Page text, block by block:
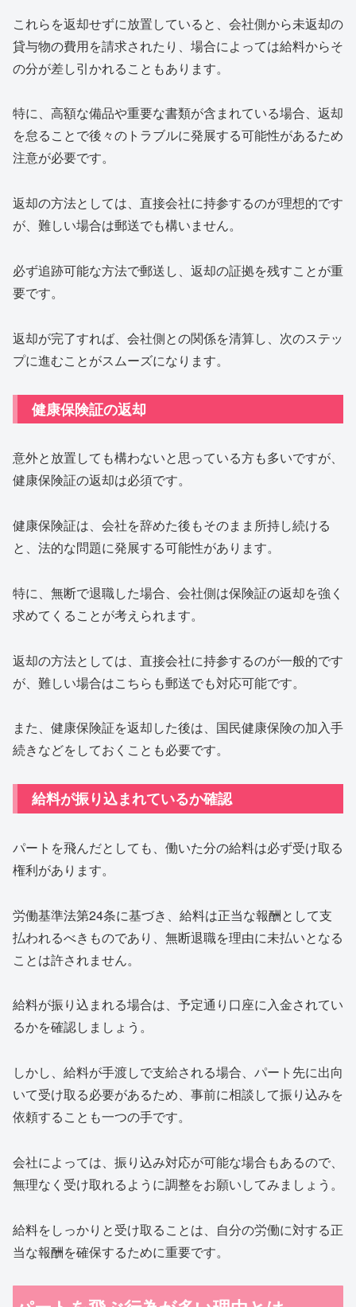
これらを返却せずに放置していると、会社側から未返却の
貸与物の費用を請求されたり、場合によっては給料からそ
の分が差し引かれることもあります。
特に、高額な備品や重要な書類が含まれている場合、返却
を怠ることで後々のトラブルに発展する可能性があるため
注意が必要です。
返却の方法としては、直接会社に持参するのが理想的です
が、難しい場合は郵送でも構いません。
必ず追跡可能な方法で郵送し、返却の証拠を残すことが重
要です。
返却が完了すれば、会社側との関係を清算し、次のステッ
プに進むことがスムーズになります。
健康保険証の返却
意外と放置しても構わないと思っている方も多いですが、
健康保険証の返却は必須です。
健康保険証は、会社を辞めた後もそのまま所持し続ける
と、法的な問題に発展する可能性があります。
特に、無断で退職した場合、会社側は保険証の返却を強く
求めてくることが考えられます。
返却の方法としては、直接会社に持参するのが一般的です
が、難しい場合はこちらも郵送でも対応可能です。
また、健康保険証を返却した後は、国民健康保険の加入手
続きなどをしておくことも必要です。
給料が振り込まれているか確認
パートを飛んだとしても、働いた分の給料は必ず受け取る
権利があります。
労働基準法第24条に基づき、給料は正当な報酬として支
払われるべきものであり、無断退職を理由に未払いとなる
ことは許されません。
給料が振り込まれる場合は、予定通り口座に入金されてい
るかを確認しましょう。
しかし、給料が手渡しで支給される場合、パート先に出向
いて受け取る必要があるため、事前に相談して振り込みを
依頼することも一つの手です。
会社によっては、振り込み対応が可能な場合もあるので、
無理なく受け取れるように調整をお願いしてみましょう。
給料をしっかりと受け取ることは、自分の労働に対する正
当な報酬を確保するために重要です。